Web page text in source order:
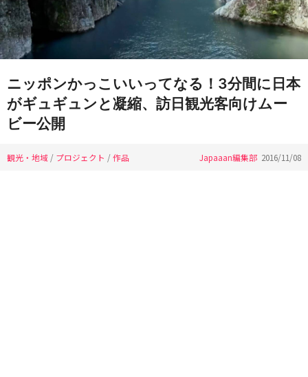
ニッポンかっこいいってなる！3分間に日本
がギュギュンと凝縮、訪日観光客向けムー
ビー公開
観光・地域 / プロジェクト /作品 Japaaan編集部 2016/11/08